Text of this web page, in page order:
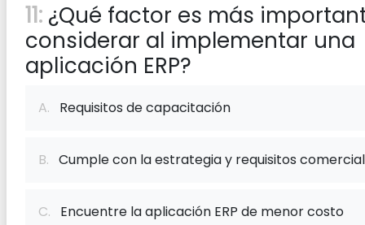
11: ¿Qué factor es más
considerar al implementar una
aplicación ERP?
A. Requisitos de capacitación
B. Cumple con la estrategia y requisitos
C. Encuentre la aplicación ERP de menor costo